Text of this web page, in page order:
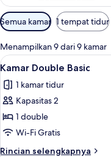
Filter
tersedia
untuk
kamar
Semua kamar 1 tempat tidur
Menampilkan 9 dari 9 kamar
Lihat
semua
foto
untuk
Kamar
Double
Basic
5
Kamar Double Basic
1 kamar tidur
Kapasitas 2
1 double
Wi-Fi Gratis
Rincian selengkapnya
Rincian